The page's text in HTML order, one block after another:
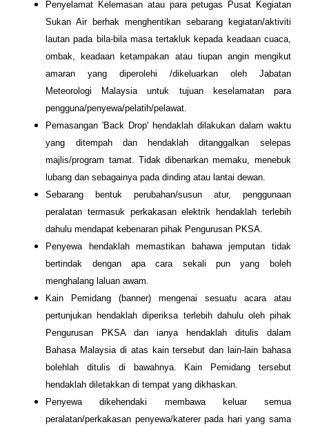
Penyelamat Kelemasan atau para petugas Pusat Kegiatan
Sukan Air berhak menghentikan sebarang kegiatan/aktiviti
lautan pada bila-bila masa tertakluk kepada keadaan cuaca,
ombak, keadaan ketampakan atau tiupan angin mengikut
amaran yang diperolehi /dikeluarkan oleh Jabatan
Meteorologi Malaysia untuk tujuan keselamatan para
pengguna/penyewa/pelatih/pelawat.
Pemasangan 'Back Drop' hendaklah dilakukan dalam waktu
yang ditempah dan hendaklah ditanggalkan selepas
majlis/program tamat. Tidak dibenarkan memaku, menebuk
lubang dan sebagainya pada dinding atau lantai dewan.
Sebarang bentuk perubahan/susun atur, penggunaan
peralatan termasuk perkakasan elektrik hendaklah terlebih
dahulu mendapat kebenaran pihak Pengurusan PKSA.
Penyewa hendaklah memastikan bahawa jemputan tidak
bertindak dengan apa cara sekali pun yang boleh
menghalang laluan awam.
Kain Pemidang (banner) mengenai sesuatu acara atau
pertunjukan hendaklah diperiksa terlebih dahulu oleh pihak
Pengurusan PKSA dan ianya hendaklah ditulis dalam
Bahasa Malaysia di atas kain tersebut dan lain-lain bahasa
bolehlah ditulis di bawahnya. Kain Pemidang tersebut
hendaklah diletakkan di tempat yang dikhaskan.
Penyewa dikehendaki membawa keluar semua
peralatan/perkakasan penyewa/katerer pada hari yang sama